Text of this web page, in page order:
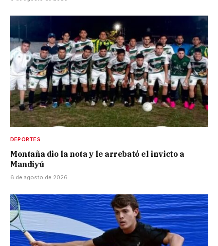
DEPORTES
Montaña dio la nota y le arrebató el invicto a
Mandiyú
6 de agosto de 2026